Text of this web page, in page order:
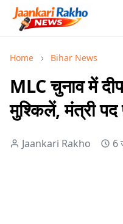
Home Bihar News
MLC चुनाव में
मुश्किलें, मंत्री
Jaankari Rakho 6